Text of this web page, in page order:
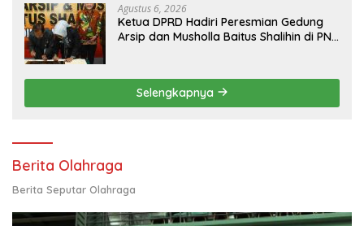
Agustus 6, 2026
Ketua DPRD Hadiri Peresmian Gedung
Arsip dan Musholla Baitus Shalihin di PN
Selengkapnya
Berita Olahraga
Berita Seputar Olahraga